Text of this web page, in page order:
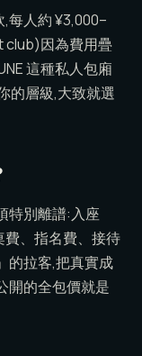
每人約 ¥3,000–
club)因為費用疊
這種私人包廂
的層級,大致就選
特別離譜:入座
、指名費、接待
的拉客,把真實成
開的全包價就是